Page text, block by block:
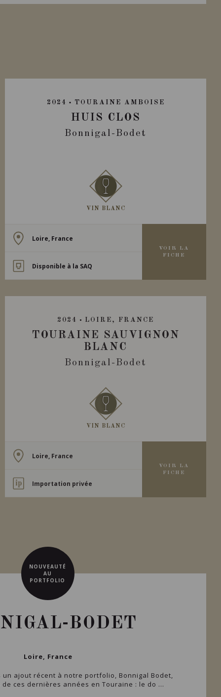
2024 TOURAINE AMBOISE
HUIS CLOS
Bonnigal-Bodet
VIN BLANC
Loire, France
Disponible à la SAQ
VOIR LA
FICHE
2024 LOIRE, FRANCE
TOURAINE SAUVIGNON
BLANC
Bonnigal-Bodet
VIN BLANC
Loire, France
Importation privée
VOIR LA
FICHE
NOUVEAUTÉ
AU
PORTFOLIO
BODET
Loire, France
un ajout récent à notre portfolio, Bonnigal Bodet,
ces dernières années en Touraine : le do ...